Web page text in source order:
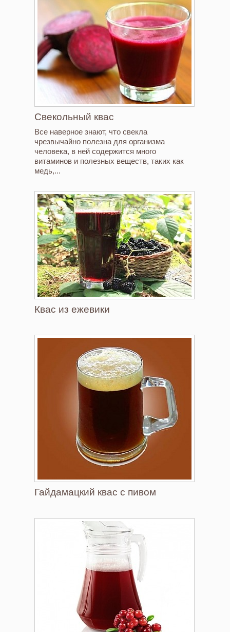
Свекольный квас
Все наверное знают, что свекла
чрезвычайно полезна для организма
человека, в ней содержится много
витаминов и полезных веществ, таких как
медь,...
Квас из ежевики
Гайдамацкий квас с пивом